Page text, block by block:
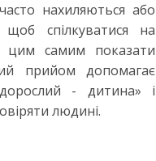
нахиляються або
спілкуватися на
цим самим показати
прийом допомагає
- дитина» і
людині.